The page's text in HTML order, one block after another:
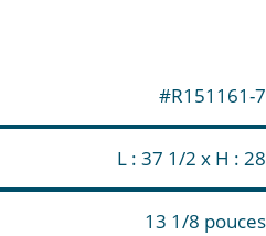
#R151161-7
L : 37 1/2 x H : 28
13 1/8 pouces